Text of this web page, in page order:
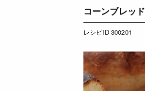
コーンブレッド
レシピID 300201